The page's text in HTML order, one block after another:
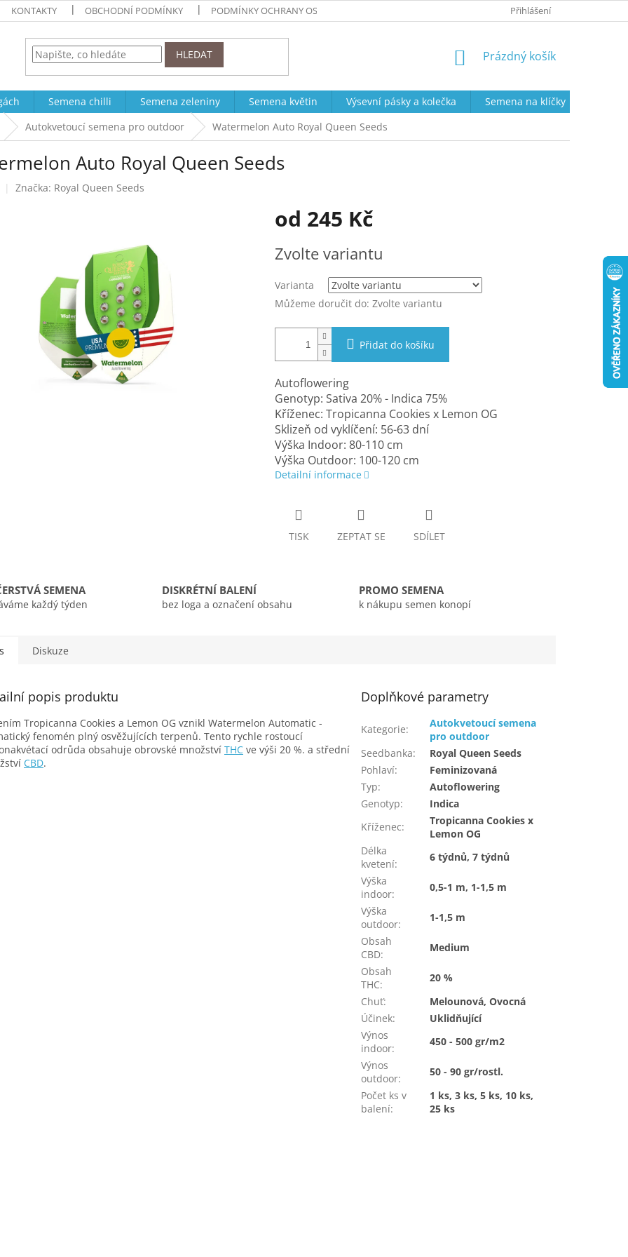
KONTAKTY OBCHODNÍ PODMÍNKY PODMÍNKY OCHRANY OSOBNÍCH ÚDAJŮ VRÁCENÍ ZBOŽÍ A
Přihlášení
HLEDAT
NÁKUPNÍ
Prázdný košík
Semena chilli Semena zeleniny Semena květin Výsevní pásky a kolečka Semena na klíčky
Autokvetoucí semena pro outdoor Watermelon Auto Royal Queen Seeds
Auto Royal Queen Seeds
Značka: Royal Queen Seeds
od 245 Kč
cena:
Zvolte variantu
Varianta
Můžeme doručit do: Zvolte variantu
Přidat do košíku
Autoflowering
Genotyp: Sativa 20% - Indica 75%
Kříženec: Tropicanna Cookies x Lemon OG
Sklizeň od vyklíčení: 56-63 dní
Výška Indoor: 80-110 cm
Výška Outdoor: 100-120 cm
Detailní informace
TISK ZEPTAT SE SDÍLET
SEMENA
každý týden
DISKRÉTNÍ BALENÍ
bez loga a označení obsahu
PROMO SEMENA
k nákupu semen konopí
Diskuze
popis produktu
Tropicanna Cookies a Lemon OG vznikl Watermelon Automatic -
fenomén plný osvěžujících terpenů. Tento rychle rostoucí
odrůda obsahuje obrovské množství THC ve výši 20 %. a střední
CBD.
Doplňkové parametry
Kategorie:
Autokvetoucí semena
pro outdoor
Seedbanka:
Royal Queen Seeds
Pohlaví:
Feminizovaná
Typ:
Autoflowering
Genotyp:
Indica
Kříženec:
Tropicanna Cookies x
Lemon OG
Délka
kvetení:
6 týdnů, 7 týdnů
Výška
indoor:
0,5-1 m, 1-1,5 m
Výška
outdoor:
1-1,5 m
Obsah
CBD:
Medium
Obsah
THC:
20 %
Chuť:
Melounová, Ovocná
Účinek:
Uklidňující
Výnos
indoor:
450 - 500 gr/m2
Výnos
outdoor:
50 - 90 gr/rostl.
Počet ks v
balení:
1 ks, 3 ks, 5 ks, 10 ks,
25 ks